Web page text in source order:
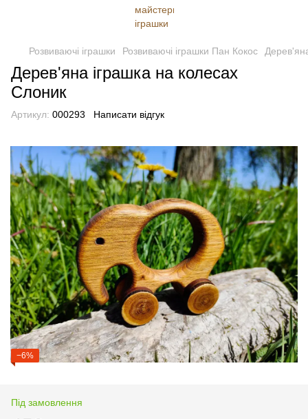
Розвиваючі іграшки Розвиваючі іграшки Пан Кокос
Дерев'яна іграшка на колесах
Слоник
Артикул: 000293 Написати відгук
−6%
Під замовлення